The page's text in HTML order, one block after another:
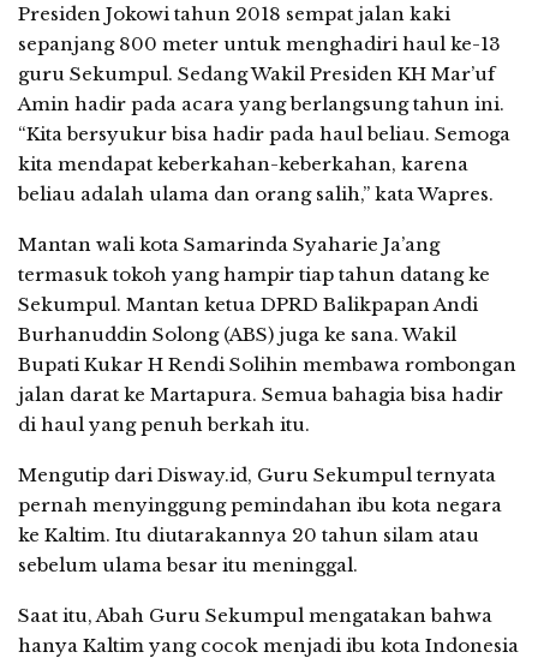
Presiden Jokowi tahun 2018 sempat jalan kaki
sepanjang 800 meter untuk menghadiri haul ke-13
guru Sekumpul. Sedang Wakil Presiden KH Mar’uf
Amin hadir pada acara yang berlangsung tahun ini.
“Kita bersyukur bisa hadir pada haul beliau. Semoga
kita mendapat keberkahan-keberkahan, karena
beliau adalah ulama dan orang salih,” kata Wapres.
Mantan wali kota Samarinda Syaharie Ja’ang
termasuk tokoh yang hampir tiap tahun datang ke
Sekumpul. Mantan ketua DPRD Balikpapan Andi
Burhanuddin Solong (ABS) juga ke sana. Wakil
Bupati Kukar H Rendi Solihin membawa rombongan
jalan darat ke Martapura. Semua bahagia bisa hadir
di haul yang penuh berkah itu.
Mengutip dari Disway.id, Guru Sekumpul ternyata
pernah menyinggung pemindahan ibu kota negara
ke Kaltim. Itu diutarakannya 20 tahun silam atau
sebelum ulama besar itu meninggal.
Saat itu, Abah Guru Sekumpul mengatakan bahwa
hanya Kaltim yang cocok menjadi ibu kota Indonesia